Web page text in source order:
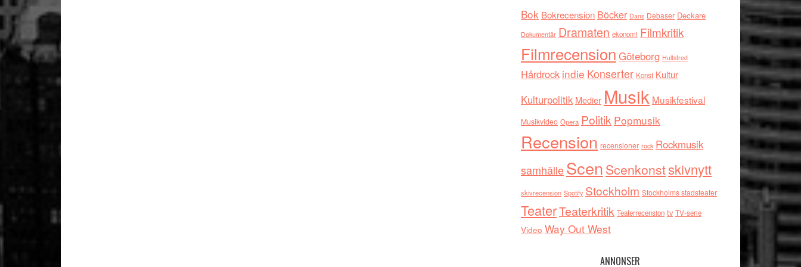
Bok Bokrecension Böcker Dans Debaser Deckare
Dokumentär Dramaten ekonomi Filmkritik
Filmrecension Göteborg Hultsfred
Hårdrock indie Konserter Konst Kultur
Kulturpolitik Medier Musik Musikfestival
Musikvideo Opera Politik Popmusik
Recension recensioner rock Rockmusik
samhälleScen Scenkonstskivnytt
skivrecension Spotify Stockholm Stockholms stadsteater
TeaterTeaterkritik Teaterrecension tv TV-serie
Video Way Out West
ANNONSER